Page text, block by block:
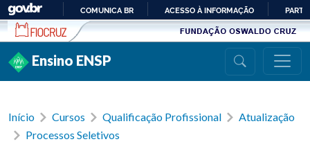
Ir para conteúdo
PARA
COMUNICA BR ACESSO À INFORMAÇÃO
Ensino ENSP
Início Cursos Qualificação Profissional
Atualização
Processos Seletivos